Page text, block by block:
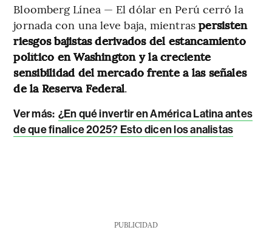
Bloomberg Línea — El dólar en Perú cerró la
jornada con una leve baja, mientraspersisten
riesgos bajistas derivados del estancamiento
político en Washington y la creciente
sensibilidad del mercado frente a las señales
de la Reserva Federal.
Ver más: ¿En qué invertir en América Latina antes
de que finalice 2025? Esto dicen los analistas
PUBLICIDAD